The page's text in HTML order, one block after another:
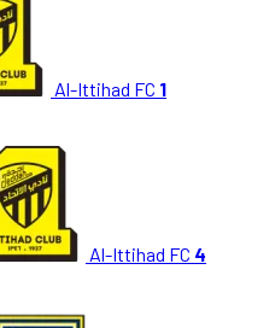
Al-Ittihad FC 1
Al-Ittihad FC 4